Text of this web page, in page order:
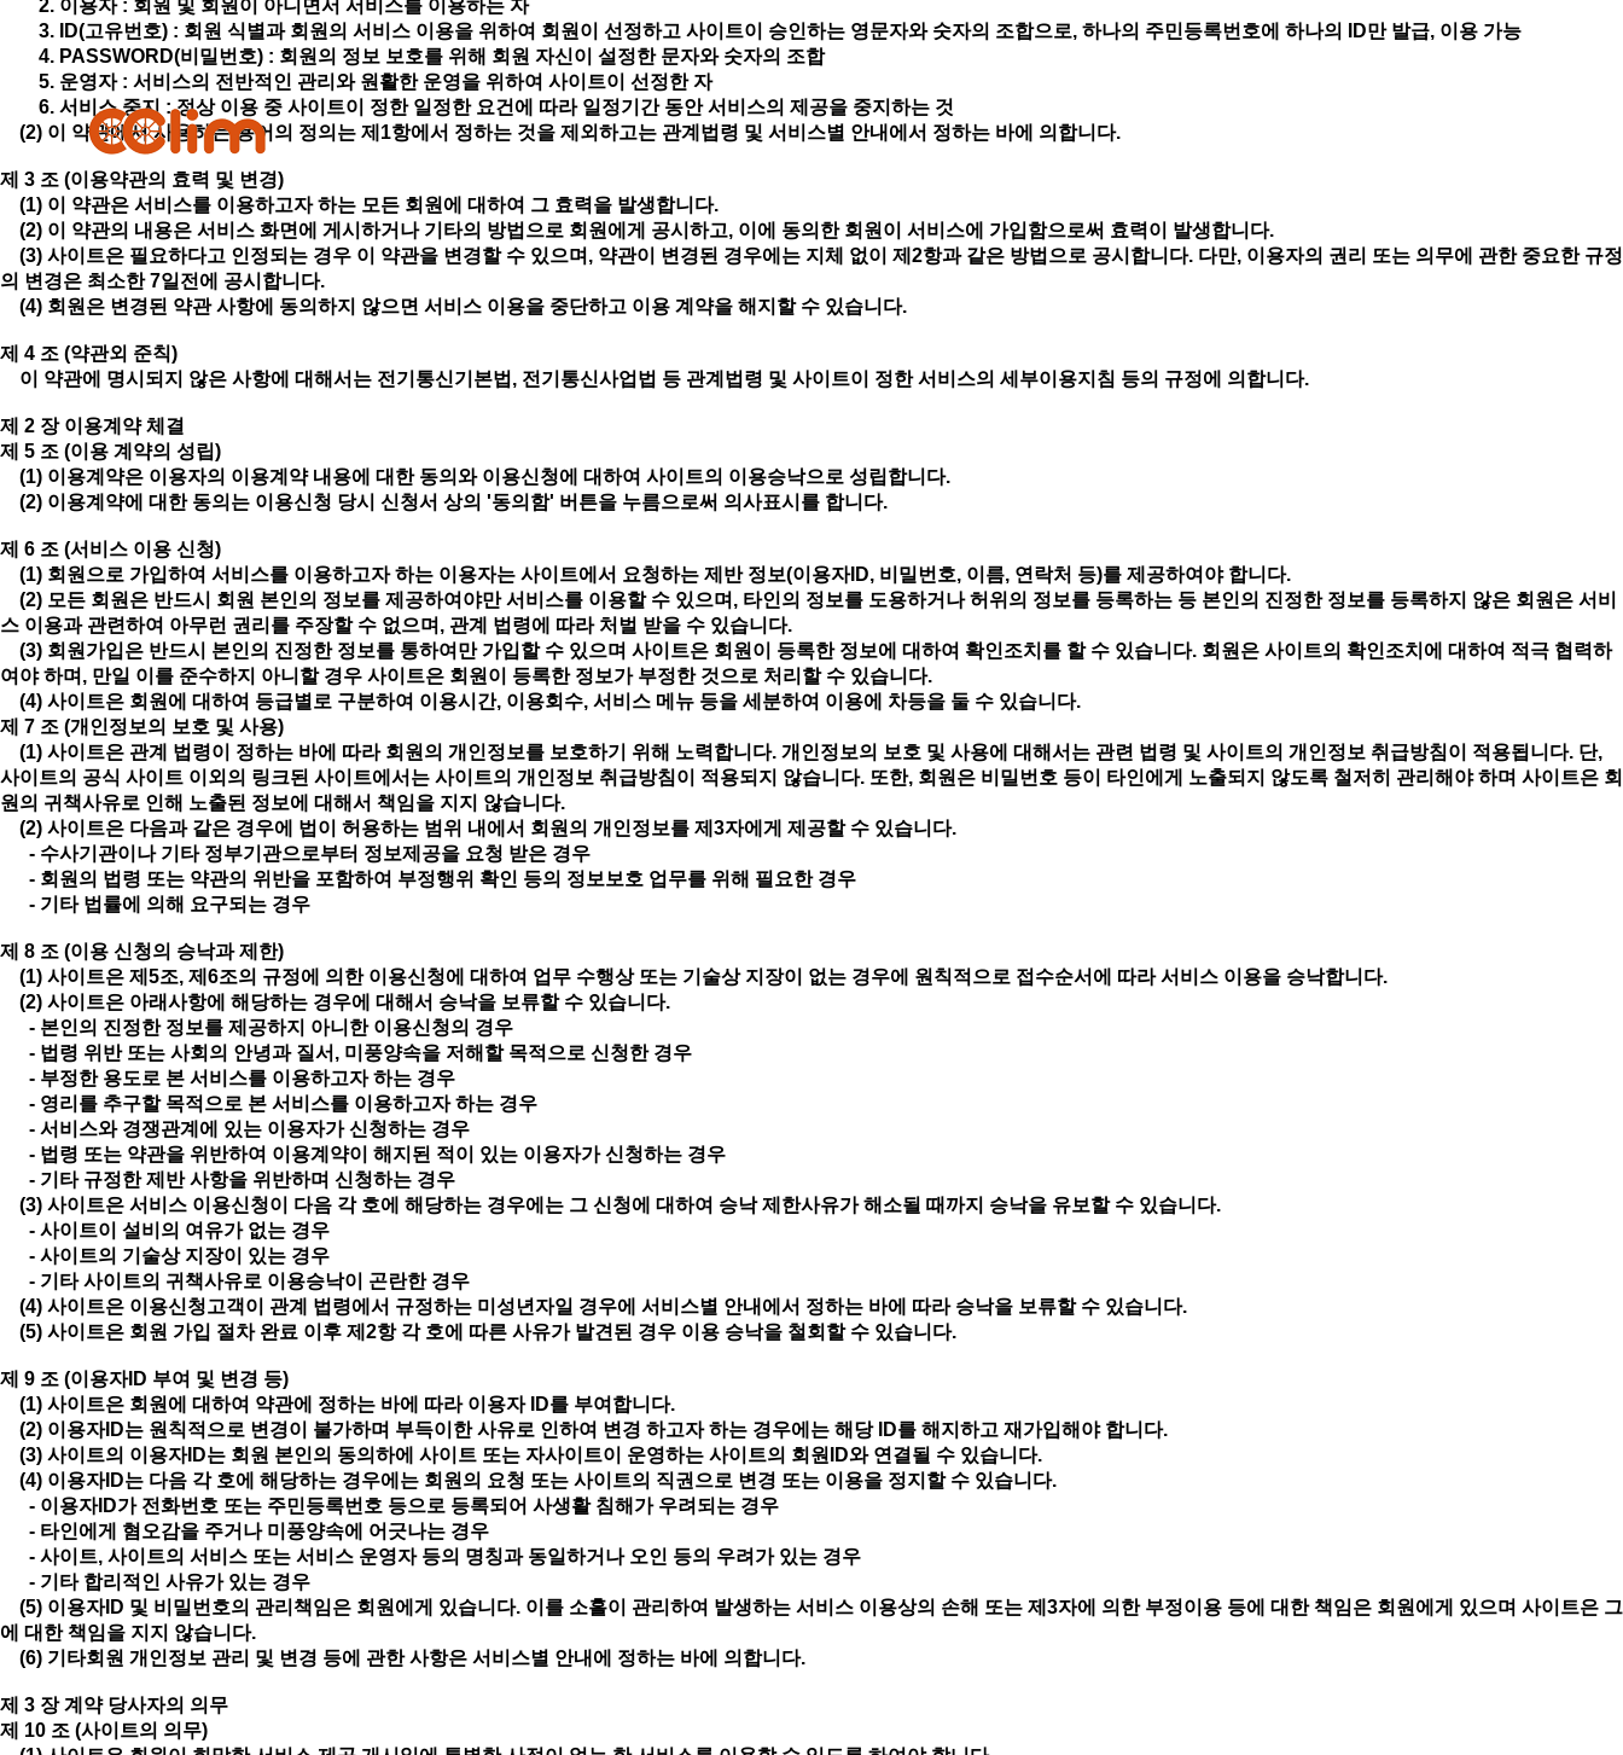
2. 이용자 : 회원 및 회원이 아니면서 서비스를 이용하는 자
3. ID(고유번호) : 회원 식별과 회원의 서비스 이용을 위하여 회원이 선정하고 사이트이 승인하는 영문자와 숫자의 조합으로, 하나의 주민등록번호에 하나의 ID만 발급, 이용 가능
4. PASSWORD(비밀번호) : 회원의 정보 보호를 위해 회원 자신이 설정한 문자와 숫자의 조합
5. 운영자 : 서비스의 전반적인 관리와 원활한 운영을 위하여 사이트이 선정한 자
6. 서비스 중지 : 정상 이용 중 사이트이 정한 일정한 요건에 따라 일정기간 동안 서비스의 제공을 중지하는 것
(2) 이 약관에서 사용하는 용어의 정의는 제1항에서 정하는 것을 제외하고는 관계법령 및 서비스별 안내에서 정하는 바에 의합니다.
제 3 조 (이용약관의 효력 및 변경)
(1) 이 약관은 서비스를 이용하고자 하는 모든 회원에 대하여 그 효력을 발생합니다.
(2) 이 약관의 내용은 서비스 화면에 게시하거나 기타의 방법으로 회원에게 공시하고, 이에 동의한 회원이 서비스에 가입함으로써 효력이 발생합니다.
(3) 사이트은 필요하다고 인정되는 경우 이 약관을 변경할 수 있으며, 약관이 변경된 경우에는 지체 없이 제2항과 같은 방법으로 공시합니다. 다만, 이용자의 권리 또는 의무에 관한 중요한 규정
의 변경은 최소한 7일전에 공시합니다.
(4) 회원은 변경된 약관 사항에 동의하지 않으면 서비스 이용을 중단하고 이용 계약을 해지할 수 있습니다.
제 4 조 (약관외 준칙)
이 약관에 명시되지 않은 사항에 대해서는 전기통신기본법, 전기통신사업법 등 관계법령 및 사이트이 정한 서비스의 세부이용지침 등의 규정에 의합니다.
제 2 장 이용계약 체결
제 5 조 (이용 계약의 성립)
(1) 이용계약은 이용자의 이용계약 내용에 대한 동의와 이용신청에 대하여 사이트의 이용승낙으로 성립합니다.
(2) 이용계약에 대한 동의는 이용신청 당시 신청서 상의 '동의함' 버튼을 누름으로써 의사표시를 합니다.
제 6 조 (서비스 이용 신청)
(1) 회원으로 가입하여 서비스를 이용하고자 하는 이용자는 사이트에서 요청하는 제반 정보(이용자ID, 비밀번호, 이름, 연락처 등)를 제공하여야 합니다.
(2) 모든 회원은 반드시 회원 본인의 정보를 제공하여야만 서비스를 이용할 수 있으며, 타인의 정보를 도용하거나 허위의 정보를 등록하는 등 본인의 진정한 정보를 등록하지 않은 회원은 서비
스 이용과 관련하여 아무런 권리를 주장할 수 없으며, 관계 법령에 따라 처벌 받을 수 있습니다.
(3) 회원가입은 반드시 본인의 진정한 정보를 통하여만 가입할 수 있으며 사이트은 회원이 등록한 정보에 대하여 확인조치를 할 수 있습니다. 회원은 사이트의 확인조치에 대하여 적극 협력하
여야 하며, 만일 이를 준수하지 아니할 경우 사이트은 회원이 등록한 정보가 부정한 것으로 처리할 수 있습니다.
(4) 사이트은 회원에 대하여 등급별로 구분하여 이용시간, 이용회수, 서비스 메뉴 등을 세분하여 이용에 차등을 둘 수 있습니다.
제 7 조 (개인정보의 보호 및 사용)
(1) 사이트은 관계 법령이 정하는 바에 따라 회원의 개인정보를 보호하기 위해 노력합니다. 개인정보의 보호 및 사용에 대해서는 관련 법령 및 사이트의 개인정보 취급방침이 적용됩니다. 단,
사이트의 공식 사이트 이외의 링크된 사이트에서는 사이트의 개인정보 취급방침이 적용되지 않습니다. 또한, 회원은 비밀번호 등이 타인에게 노출되지 않도록 철저히 관리해야 하며 사이트은 회
원의 귀책사유로 인해 노출된 정보에 대해서 책임을 지지 않습니다.
(2) 사이트은 다음과 같은 경우에 법이 허용하는 범위 내에서 회원의 개인정보를 제3자에게 제공할 수 있습니다.
- 수사기관이나 기타 정부기관으로부터 정보제공을 요청 받은 경우
- 회원의 법령 또는 약관의 위반을 포함하여 부정행위 확인 등의 정보보호 업무를 위해 필요한 경우
- 기타 법률에 의해 요구되는 경우
제 8 조 (이용 신청의 승낙과 제한)
(1) 사이트은 제5조, 제6조의 규정에 의한 이용신청에 대하여 업무 수행상 또는 기술상 지장이 없는 경우에 원칙적으로 접수순서에 따라 서비스 이용을 승낙합니다.
(2) 사이트은 아래사항에 해당하는 경우에 대해서 승낙을 보류할 수 있습니다.
- 본인의 진정한 정보를 제공하지 아니한 이용신청의 경우
- 법령 위반 또는 사회의 안녕과 질서, 미풍양속을 저해할 목적으로 신청한 경우
- 부정한 용도로 본 서비스를 이용하고자 하는 경우
- 영리를 추구할 목적으로 본 서비스를 이용하고자 하는 경우
- 서비스와 경쟁관계에 있는 이용자가 신청하는 경우
- 법령 또는 약관을 위반하여 이용계약이 해지된 적이 있는 이용자가 신청하는 경우
- 기타 규정한 제반 사항을 위반하며 신청하는 경우
(3) 사이트은 서비스 이용신청이 다음 각 호에 해당하는 경우에는 그 신청에 대하여 승낙 제한사유가 해소될 때까지 승낙을 유보할 수 있습니다.
- 사이트이 설비의 여유가 없는 경우
- 사이트의 기술상 지장이 있는 경우
- 기타 사이트의 귀책사유로 이용승낙이 곤란한 경우
(4) 사이트은 이용신청고객이 관계 법령에서 규정하는 미성년자일 경우에 서비스별 안내에서 정하는 바에 따라 승낙을 보류할 수 있습니다.
(5) 사이트은 회원 가입 절차 완료 이후 제2항 각 호에 따른 사유가 발견된 경우 이용 승낙을 철회할 수 있습니다.
제 9 조 (이용자ID 부여 및 변경 등)
(1) 사이트은 회원에 대하여 약관에 정하는 바에 따라 이용자 ID를 부여합니다.
(2) 이용자ID는 원칙적으로 변경이 불가하며 부득이한 사유로 인하여 변경 하고자 하는 경우에는 해당 ID를 해지하고 재가입해야 합니다.
(3) 사이트의 이용자ID는 회원 본인의 동의하에 사이트 또는 자사이트이 운영하는 사이트의 회원ID와 연결될 수 있습니다.
(4) 이용자ID는 다음 각 호에 해당하는 경우에는 회원의 요청 또는 사이트의 직권으로 변경 또는 이용을 정지할 수 있습니다.
- 이용자ID가 전화번호 또는 주민등록번호 등으로 등록되어 사생활 침해가 우려되는 경우
- 타인에게 혐오감을 주거나 미풍양속에 어긋나는 경우
- 사이트, 사이트의 서비스 또는 서비스 운영자 등의 명칭과 동일하거나 오인 등의 우려가 있는 경우
- 기타 합리적인 사유가 있는 경우
(5) 이용자ID 및 비밀번호의 관리책임은 회원에게 있습니다. 이를 소홀이 관리하여 발생하는 서비스 이용상의 손해 또는 제3자에 의한 부정이용 등에 대한 책임은 회원에게 있으며 사이트은 그
에 대한 책임을 지지 않습니다.
(6) 기타회원 개인정보 관리 및 변경 등에 관한 사항은 서비스별 안내에 정하는 바에 의합니다.
제 3 장 계약 당사자의 의무
제 10 조 (사이트의 의무)